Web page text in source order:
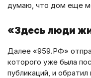
думаю, что дом еще
«Здесь люди
Далее «959.РФ»
которого уже была
публикаций, и